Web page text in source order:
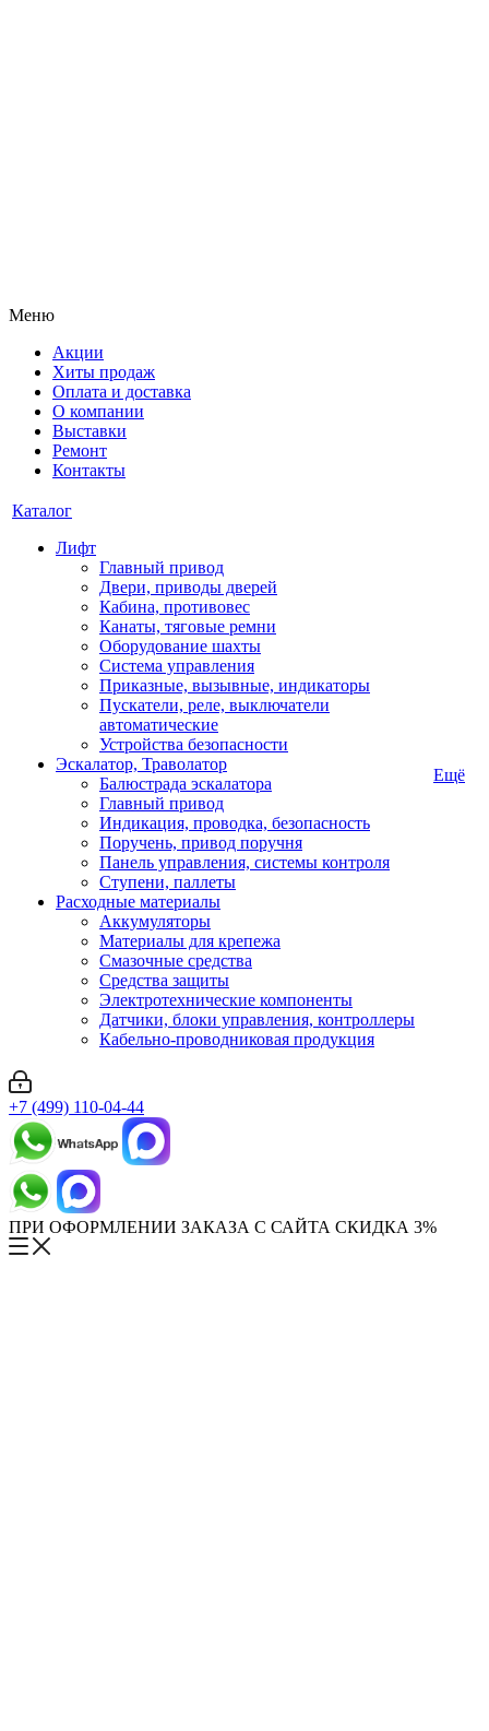
Меню
Акции
Хиты продаж
Оплата и доставка
О компании
Выставки
Ремонт
Контакты
Каталог
Лифт
Главный привод
Двери, приводы дверей
Кабина, противовес
Канаты, тяговые ремни
Оборудование шахты
Система управления
Приказные, вызывные, индикаторы
Пускатели, реле, выключатели
автоматические
Устройства безопасности
Эскалатор, Траволатор
Балюстрада эскалатора
Главный привод
Индикация, проводка, безопасность
Поручень, привод поручня
Панель управления, системы контроля
Ступени, паллеты
Расходные материалы
Аккумуляторы
Материалы для крепежа
Смазочные средства
Средства защиты
Электротехнические компоненты
Датчики, блоки управления, контроллеры
Кабельно-проводниковая продукция
Ещё
+7 (499) 110-04-44
ПРИ ОФОРМЛЕНИИ ЗАКАЗА С САЙТА СКИДКА 3%